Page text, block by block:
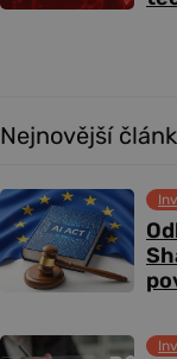
Nejnovější